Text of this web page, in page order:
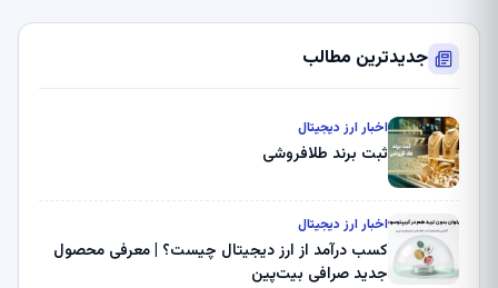
جدیدترین مطالب
اخبار ارز دیجیتال
ثبت برند طلافروشی
اخبار ارز دیجیتال
کسب درآمد از ارز دیجیتال چیست؟ | معرفی محصول
جدید صرافی بیت‌پین